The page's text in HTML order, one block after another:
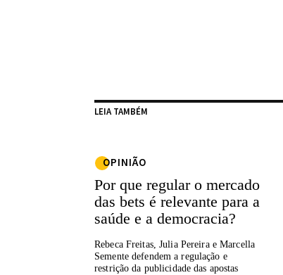
LEIA TAMBÉM
OPINIÃO
Por que regular o mercado
das bets é relevante para a
saúde e a democracia?
Rebeca Freitas, Julia Pereira e Marcella
Semente defendem a regulação e
restrição da publicidade das apostas